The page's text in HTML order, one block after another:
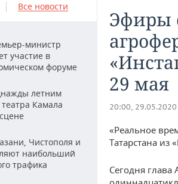
Все новости
министр
участие в
форуме
летним
Камала
Чистополя и
наибольший
трафика
Эфиры
29 мая
20:00, 29.05.2020
«Реальное
Татарстана из
Сегодня глава